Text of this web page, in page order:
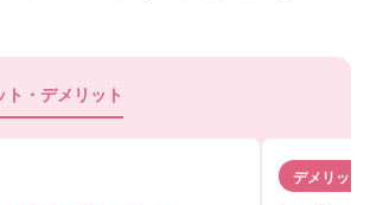
・デメリット
デメリット